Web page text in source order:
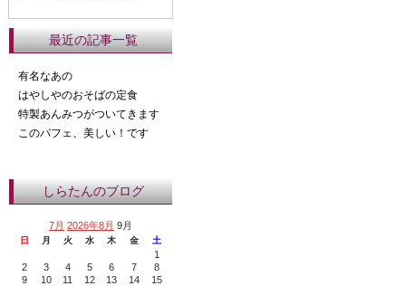
最近の記事一覧
有名なあの
はやしやのおそばの定食
特製あんみつがついてきます
このパフェ、美しい！です
しらたんのブログ
7月 2026年8月 9月
日 月 火 水 木 金 土
1
2
3 4 5 6 7
8
9
10 11 12 13 14
15